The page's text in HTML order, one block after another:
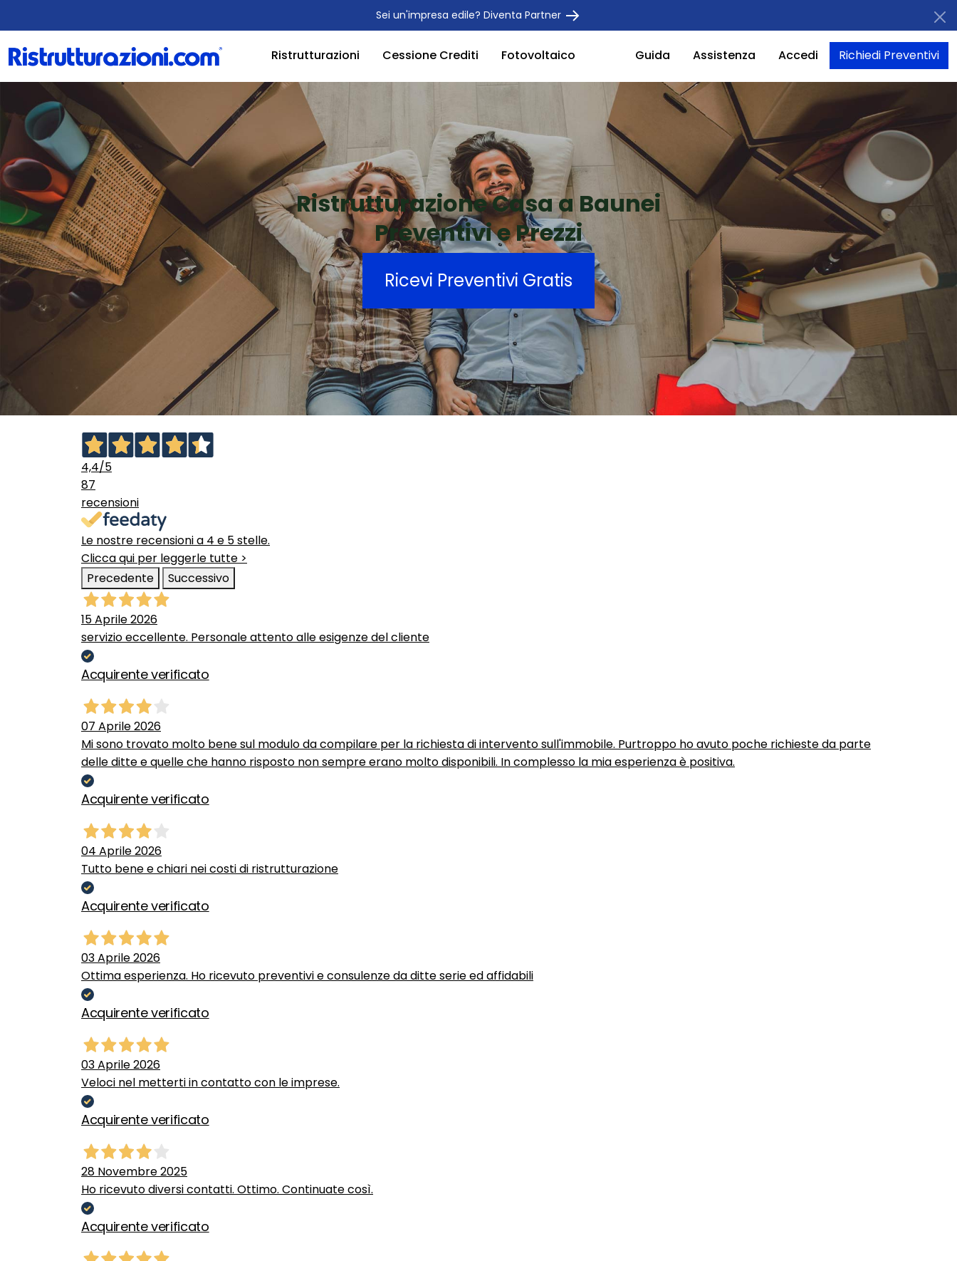
Sei un'impresa edile? Diventa Partner
Ristrutturazioni Cessione Crediti Fotovoltaico Guida Assistenza Accedi Richiedi Preventivi
Ristrutturazione Casa a Baunei
Preventivi e Prezzi
Ricevi Preventivi Gratis
4,4/5
87
recensioni
Le nostre recensioni a 4 e 5 stelle.
Clicca qui per leggerle tutte >
Precedente
Successivo
15 Aprile 2026
servizio eccellente. Personale attento alle esigenze del cliente
Acquirente verificato
07 Aprile 2026
Mi sono trovato molto bene sul modulo da compilare per la richiesta di intervento sull'immobile. Purtroppo ho avuto poche richieste da parte
delle ditte e quelle che hanno risposto non sempre erano molto disponibili. In complesso la mia esperienza è positiva.
Acquirente verificato
04 Aprile 2026
Tutto bene e chiari nei costi di ristrutturazione
Acquirente verificato
03 Aprile 2026
Ottima esperienza. Ho ricevuto preventivi e consulenze da ditte serie ed affidabili
Acquirente verificato
03 Aprile 2026
Veloci nel metterti in contatto con le imprese.
Acquirente verificato
28 Novembre 2025
Ho ricevuto diversi contatti. Ottimo. Continuate così.
Acquirente verificato